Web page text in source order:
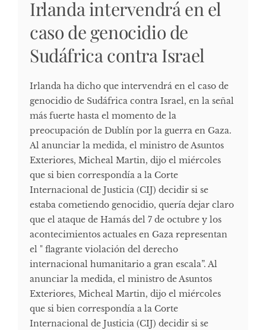
Irlanda intervendrá en el
caso de genocidio de
Sudáfrica contra Israel
Irlanda ha dicho que intervendrá en el caso de
genocidio de Sudáfrica contra Israel, en la señal
más fuerte hasta el momento de la
preocupación de Dublín por la guerra en Gaza.
Al anunciar la medida, el ministro de Asuntos
Exteriores, Micheal Martin, dijo el miércoles
que si bien correspondía a la Corte
Internacional de Justicia (CIJ) decidir si se
estaba cometiendo genocidio, quería dejar claro
que el ataque de Hamás del 7 de octubre y los
acontecimientos actuales en Gaza representan
el " flagrante violación del derecho
internacional humanitario a gran escala”. Al
anunciar la medida, el ministro de Asuntos
Exteriores, Micheal Martin, dijo el miércoles
que si bien correspondía a la Corte
Internacional de Justicia (CIJ) decidir si se